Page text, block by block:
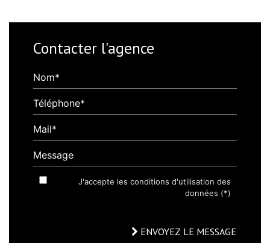
Contacter l'agence
Nom*
Téléphone*
Mail*
Message
J'accepte les conditions d'utilisation des
données (*)
ENVOYEZ LE MESSAGE